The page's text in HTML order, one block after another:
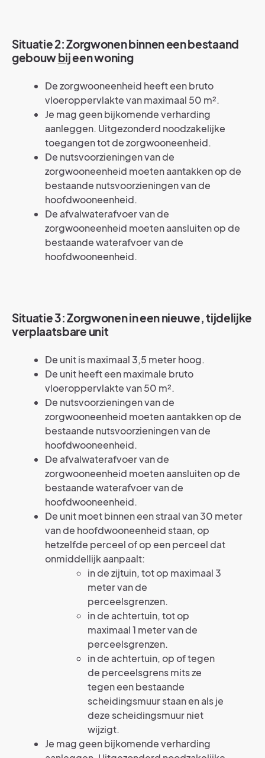
Situatie 2: Zorgwonen binnen een bestaand
gebouwbijeen woning
De zorgwooneenheid heeft een bruto
vloeroppervlakte van maximaal 50 m².
Je mag geen bijkomende verharding
aanleggen. Uitgezonderd noodzakelijke
toegangen tot de zorgwooneenheid.
De nutsvoorzieningen van de
zorgwooneenheid moeten aantakken op de
bestaande nutsvoorzieningen van de
hoofdwooneenheid.
De afvalwaterafvoer van de
zorgwooneenheid moeten aansluiten op de
bestaande waterafvoer van de
hoofdwooneenheid.
Situatie 3: Zorgwonen in een nieuwe, tijdelijke
verplaatsbare unit
De unit is maximaal 3,5 meter hoog.
De unit heeft een maximale bruto
vloeroppervlakte van 50 m².
De nutsvoorzieningen van de
zorgwooneenheid moeten aantakken op de
bestaande nutsvoorzieningen van de
hoofdwooneenheid.
De afvalwaterafvoer van de
zorgwooneenheid moeten aansluiten op de
bestaande waterafvoer van de
hoofdwooneenheid.
De unit moet binnen een straal van 30 meter
van de hoofdwooneenheid staan, op
hetzelfde perceel of op een perceel dat
onmiddellijk aanpaalt:
in de zijtuin, tot op maximaal 3
meter van de
perceelsgrenzen.
in de achtertuin, tot op
maximaal 1 meter van de
perceelsgrenzen.
in de achtertuin, op of tegen
de perceelsgrens mits ze
tegen een bestaande
scheidingsmuur staan en als je
deze scheidingsmuur niet
wijzigt.
Je mag geen bijkomende verharding